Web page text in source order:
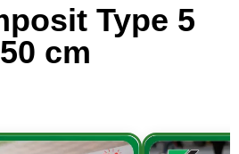
Type 5
cm